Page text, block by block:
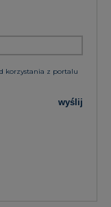
korzystania z portalu
wyślij